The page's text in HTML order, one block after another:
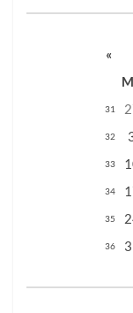
«
31
32
33
34
35
36